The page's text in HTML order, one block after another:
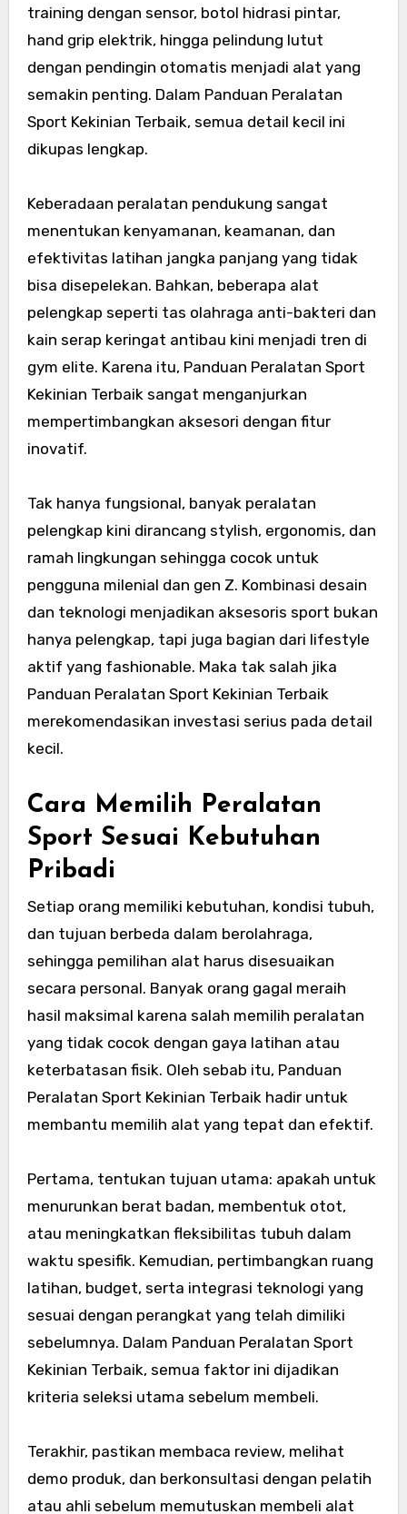
training dengan sensor, botol hidrasi pintar,
hand grip elektrik, hingga pelindung lutut
dengan pendingin otomatis menjadi alat yang
semakin penting. Dalam Panduan Peralatan
Sport Kekinian Terbaik, semua detail kecil ini
dikupas lengkap.
Keberadaan peralatan pendukung sangat
menentukan kenyamanan, keamanan, dan
efektivitas latihan jangka panjang yang tidak
bisa disepelekan. Bahkan, beberapa alat
pelengkap seperti tas olahraga anti-bakteri dan
kain serap keringat antibau kini menjadi tren di
gym elite. Karena itu, Panduan Peralatan Sport
Kekinian Terbaik sangat menganjurkan
mempertimbangkan aksesori dengan fitur
inovatif.
Tak hanya fungsional, banyak peralatan
pelengkap kini dirancang stylish, ergonomis, dan
ramah lingkungan sehingga cocok untuk
pengguna milenial dan gen Z. Kombinasi desain
dan teknologi menjadikan aksesoris sport bukan
hanya pelengkap, tapi juga bagian dari lifestyle
aktif yang fashionable. Maka tak salah jika
Panduan Peralatan Sport Kekinian Terbaik
merekomendasikan investasi serius pada detail
kecil.
Cara Memilih Peralatan
Sport Sesuai Kebutuhan
Pribadi
Setiap orang memiliki kebutuhan, kondisi tubuh,
dan tujuan berbeda dalam berolahraga,
sehingga pemilihan alat harus disesuaikan
secara personal. Banyak orang gagal meraih
hasil maksimal karena salah memilih peralatan
yang tidak cocok dengan gaya latihan atau
keterbatasan fisik. Oleh sebab itu, Panduan
Peralatan Sport Kekinian Terbaik hadir untuk
membantu memilih alat yang tepat dan efektif.
Pertama, tentukan tujuan utama: apakah untuk
menurunkan berat badan, membentuk otot,
atau meningkatkan fleksibilitas tubuh dalam
waktu spesifik. Kemudian, pertimbangkan ruang
latihan, budget, serta integrasi teknologi yang
sesuai dengan perangkat yang telah dimiliki
sebelumnya. Dalam Panduan Peralatan Sport
Kekinian Terbaik, semua faktor ini dijadikan
kriteria seleksi utama sebelum membeli.
Terakhir, pastikan membaca review, melihat
demo produk, dan berkonsultasi dengan pelatih
atau ahli sebelum memutuskan membeli alat